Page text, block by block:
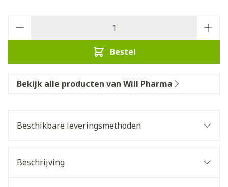
Bestel
Bekijk alle producten van Will Pharma
Beschikbare leveringsmethoden
Beschrijving